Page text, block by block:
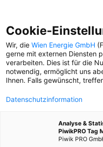
Cookie-
Wir, die Wien Energie GmbH
gerne mit externen Diensten
verarbeiten. Dies ist für die
notwendig, ermöglicht uns
Ihnen. Falls gewünscht,
Datenschutzinformation
Analyse &
PiwikPRO Tag
Piwik PRO